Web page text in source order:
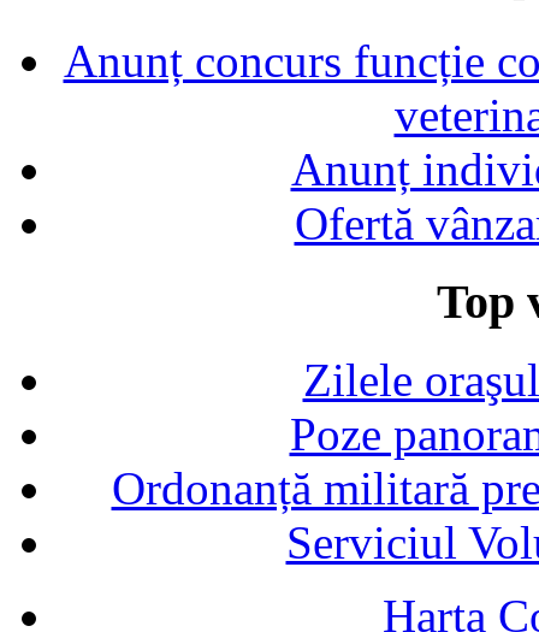
Anunț concurs funcție
Anunț
Ofertă
Top
Zilele
Poze
Ordonanță militară
Serviciul
Harta